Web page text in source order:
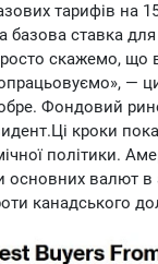
тарифів на
базова ставка
скажемо, що
—
Фондовий
кроки
політики.
основних валют
канадського
захищати